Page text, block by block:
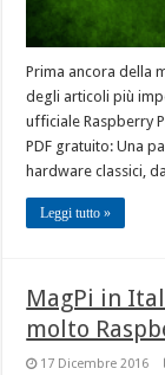
Prima ancora della
degli articoli più
ufficiale Raspberry
PDF gratuito: Una
hardware classici,
Leggi tutto »
MagPi in
molto
17 Dicembre 2016